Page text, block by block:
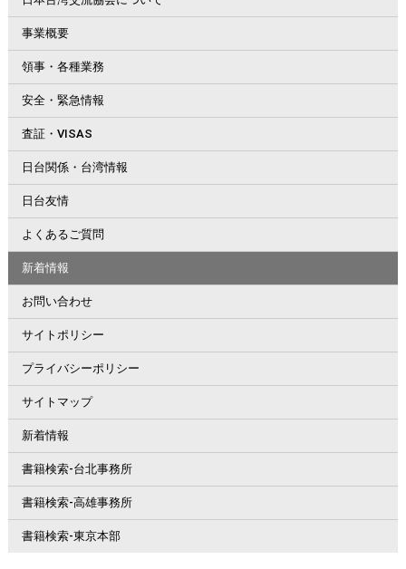
事業概要
領事・各種業務
安全・緊急情報
査証・VISAS
日台関係・台湾情報
日台友情
よくあるご質問
新着情報
お問い合わせ
サイトポリシー
プライバシーポリシー
サイトマップ
新着情報
書籍検索-台北事務所
書籍検索-高雄事務所
書籍検索-東京本部